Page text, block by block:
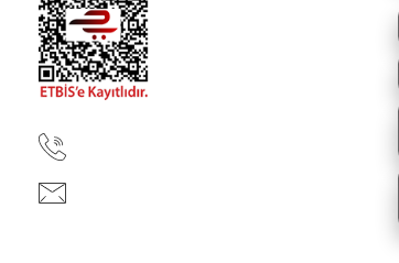
Bu ürüne benzer farklı alternatifler olmalı.